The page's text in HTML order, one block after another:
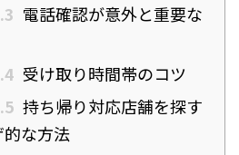
電話確認が意外と重要な
受け取り時間帯のコツ
持ち帰り対応店舗を探す
な方法